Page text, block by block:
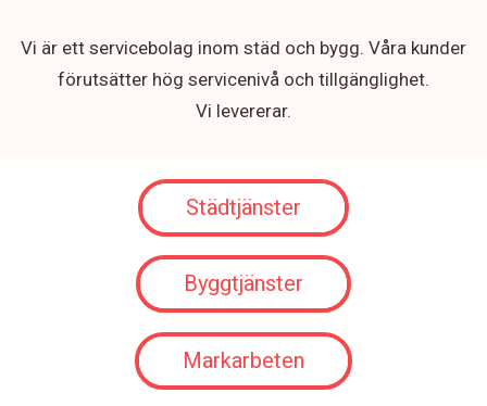
Vi är ett servicebolag inom städ och bygg. Våra kunder
förutsätter hög servicenivå och tillgänglighet.
Vi levererar.
Städtjänster
Byggtjänster
Markarbeten